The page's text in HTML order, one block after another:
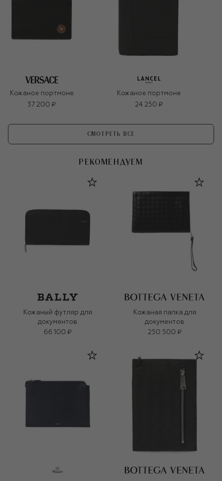
Кожаное портмоне
37 200 ₽
Кожаное портмоне
24 250 ₽
СМОТРЕТЬ ВСЕ
РЕКОМЕНДУЕМ
Кожаный футляр для
документов
66 100 ₽
Кожаная папка для
документов
250 500 ₽